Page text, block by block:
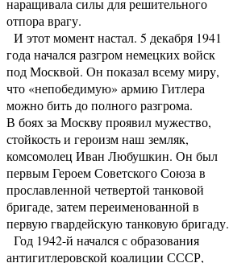
наращивала силы для решительного
отпора врагу.
И этот момент настал. 5 декабря 1941
года начался разгром немецких войск
под Москвой. Он показал всему миру,
что «непобедимую» армию Гитлера
можно бить до полного разгрома.
В боях за Москву проявил мужество,
стойкость и героизм наш земляк,
комсомолец Иван Любушкин. Он был
первым Героем Советского Союза в
прославленной четвертой танковой
бригаде, затем переименованной в
первую гвардейскую танковую бригаду.
Год 1942-й начался с образования
антигитлеровской коалиции СССР,